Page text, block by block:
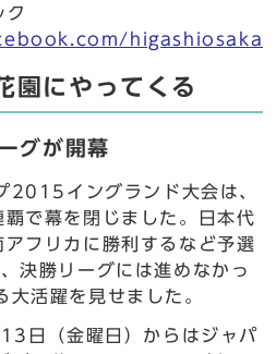
ク
園にやってくる
グが開幕
2015イングランド大会は、
で幕を閉じました。日本代
フリカに勝利するなど予選
決勝リーグには進めなかっ
大活躍を見せました。
日（金曜日）からはジャパ